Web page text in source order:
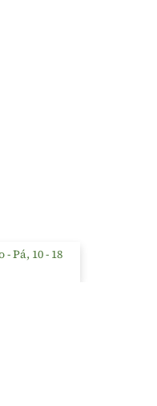
Pá, 10 - 18